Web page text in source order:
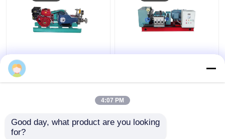
Machines industrielles
de nettoyage à jet
d'eau Équipement pour
pression de nettoyage
au jet de l'égout
nettoyage de coque de
4:07 PM
Good day, what product are you looking
for?